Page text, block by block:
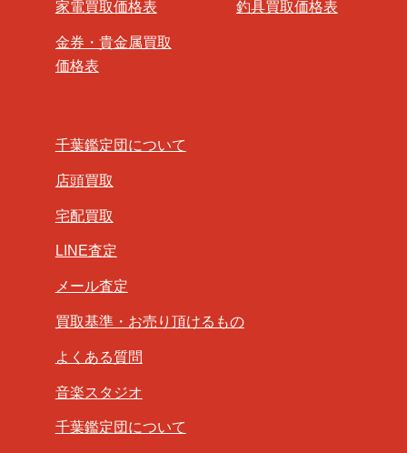
家電買取価格表 釣具買取価格表
金券・貴金属買取
価格表
千葉鑑定団について
店頭買取
宅配買取
LINE査定
メール査定
買取基準・お売り頂けるもの
よくある質問
音楽スタジオ
千葉鑑定団について